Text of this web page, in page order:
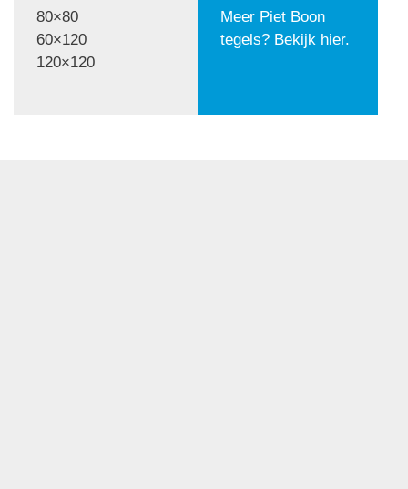
80×80
60×120
120×120
Meer Piet Boon
tegels? Bekijk hier.